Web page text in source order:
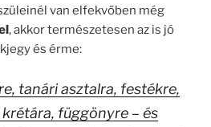
van elfekvőben még
, akkor természetesen az is jó
és érme:
tanári asztalra, festékre,
függönyre – és